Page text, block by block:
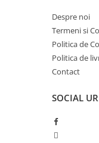
Despre noi
Termeni si
Politica de
Politica de
Contact
SOCIAL